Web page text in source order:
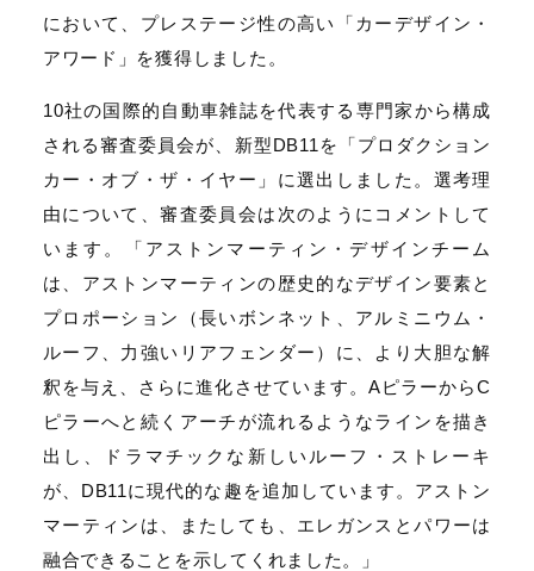
において、プレステージ性の高い「カーデザイン・
アワード」を獲得しました。
10社の国際的自動車雑誌を代表する専門家から構成
される審査委員会が、新型DB11を「プロダクション
カー・オブ・ザ・イヤー」に選出しました。選考理
由について、審査委員会は次のようにコメントして
います。「アストンマーティン・デザインチーム
は、アストンマーティンの歴史的なデザイン要素と
プロポーション（長いボンネット、アルミニウム・
ルーフ、力強いリアフェンダー）に、より大胆な解
釈を与え、さらに進化させています。AピラーからC
ピラーへと続くアーチが流れるようなラインを描き
出し、ドラマチックな新しいルーフ・ストレーキ
が、DB11に現代的な趣を追加しています。アストン
マーティンは、またしても、エレガンスとパワーは
融合できることを示してくれました。」